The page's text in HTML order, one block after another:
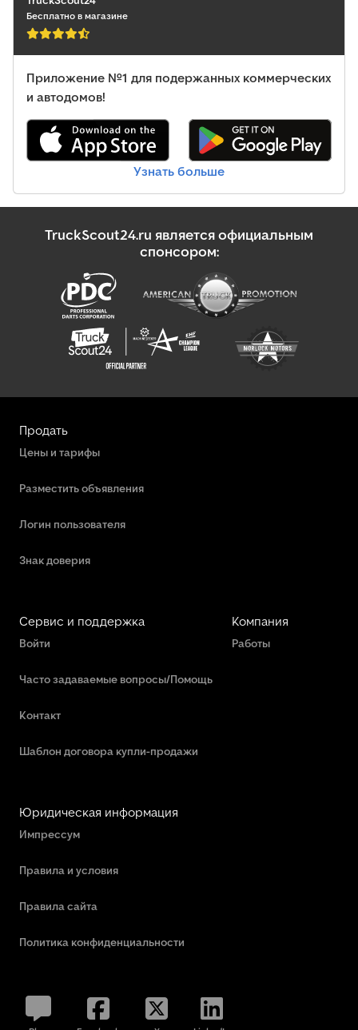
Бесплатно в магазине
Приложение №1 для подержанных коммерческих
и автодомов!
Узнать больше
TruckScout24.ru является официальным
спонсором:
Продать
Цены и тарифы
Разместить объявления
Логин пользователя
Знак доверия
Сервис и поддержка
Войти
Часто задаваемые вопросы/Помощь
Контакт
Шаблон договора купли-продажи
Компания
Работы
Юридическая информация
Импрессум
Правила и условия
Правила сайта
Политика конфиденциальности